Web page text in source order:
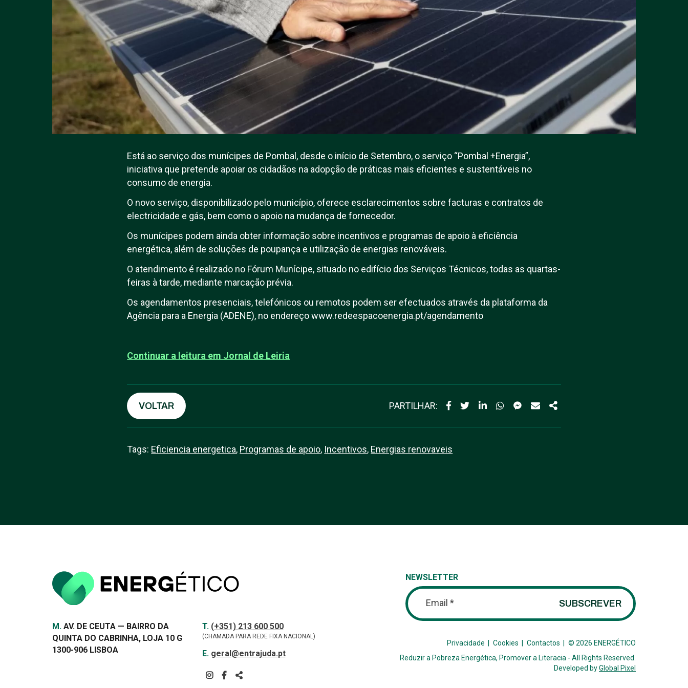
Está ao serviço dos munícipes de Pombal, desde o início de Setembro, o serviço “Pombal +Energia”,
iniciativa que pretende apoiar os cidadãos na adopção de práticas mais eficientes e sustentáveis no
consumo de energia.
O novo serviço, disponibilizado pelo município, oferece esclarecimentos sobre facturas e contratos de
electricidade e gás, bem como o apoio na mudança de fornecedor.
Os munícipes podem ainda obter informação sobre incentivos e programas de apoio à eficiência
energética, além de soluções de poupança e utilização de energias renováveis.
O atendimento é realizado no Fórum Munícipe, situado no edifício dos Serviços Técnicos, todas as quartas-
feiras à tarde, mediante marcação prévia.
Os agendamentos presenciais, telefónicos ou remotos podem ser efectuados através da plataforma da
Agência para a Energia (ADENE), no endereço www.redeespacoenergia.pt/agendamento
Continuar a leitura em Jornal de Leiria
VOLTAR PARTILHAR:
Tags: Eficiencia energetica, Programas de apoio, Incentivos, Energias renovaveis
Morada
M. AV. DE CEUTA — BAIRRO DA
QUINTA DO CABRINHA, LOJA 10 G
1300-906 LISBOA
Contactos
TELEFONE
T. (+351) 213 600 500
(CHAMADA PARA REDE FIXA NACIONAL)
E-
E. geral@entrajuda.pt
SIGA-
NEWSLETTER
Email * SUBSCREVER
Privacidade Cookies Contactos
© 2026 ENERGÉTICO
Reduzir a Pobreza Energética, Promover a Literacia - All Rights Reserved.
Developed byGlobal Pixel